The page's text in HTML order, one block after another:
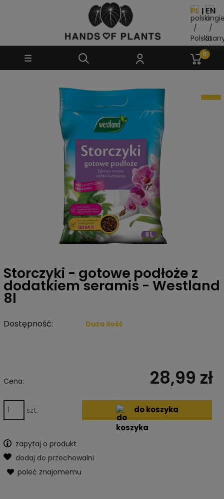
Storczyki - gotowe podłoże z
dodatkiem seramis - Westland
8l
Dostępność: Duża ilość
Cena: 28,99 zł
szt. do koszyka
zapytaj o produkt
dodaj do przechowalni
poleć znajomemu